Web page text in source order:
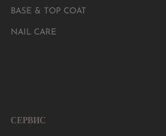
BASE & TOP COAT
NAIL CARE
СЕРВИС